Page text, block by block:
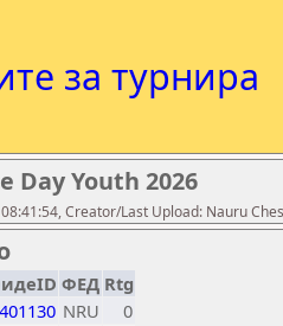
за турнира
Day Youth 2026
Creator/Last Upload: Nauru
ФЕД Rtg
NRU
0